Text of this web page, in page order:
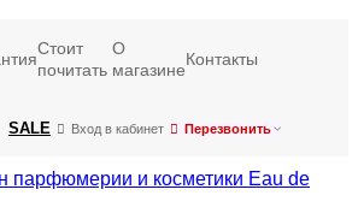
Стоит
почитать
О
магазине
Контакты
SALE Вход в кабинет Перезвонить